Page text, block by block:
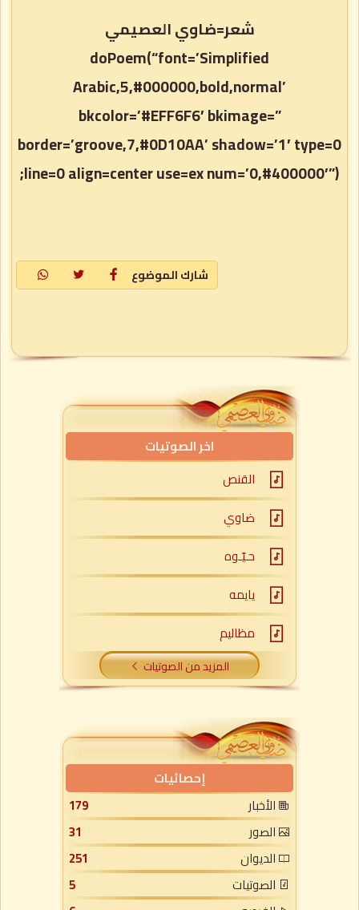
شعر=ضاوي العصيمي
doPoem(“font=’Simplified
Arabic,5,#000000,bold,normal’
bkcolor=’#EFF6F6′ bkimage=”
border=’groove,7,#0D10AA’ shadow=’1′ type=0
line=0 align=center use=ex num=’0,#400000′”);
شارك الموضوع
اخر الصوتيات
القنص
ضاوي
حـيّـوه
يايمه
مظاليم
المزيد من الصوتيات
إحصائيات
الأخبار
179
الصور
31
الديوان
251
الصوتيات
5